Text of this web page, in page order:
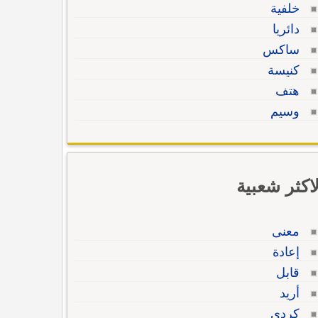
خلفية
دائريا
ساكس
كنيسة
هتف
وسيم
شعبية
معنى
إعادة
قابل
أريد
كردي